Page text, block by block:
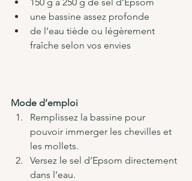
une bassine assez profonde
de l’eau tiède ou légèrement
fraîche selon vos envies
Mode d’emploi
Remplissez la bassine pour
pouvoir immerger les chevilles et
les mollets.
Versez le sel d’Epsom directement
dans l’eau.